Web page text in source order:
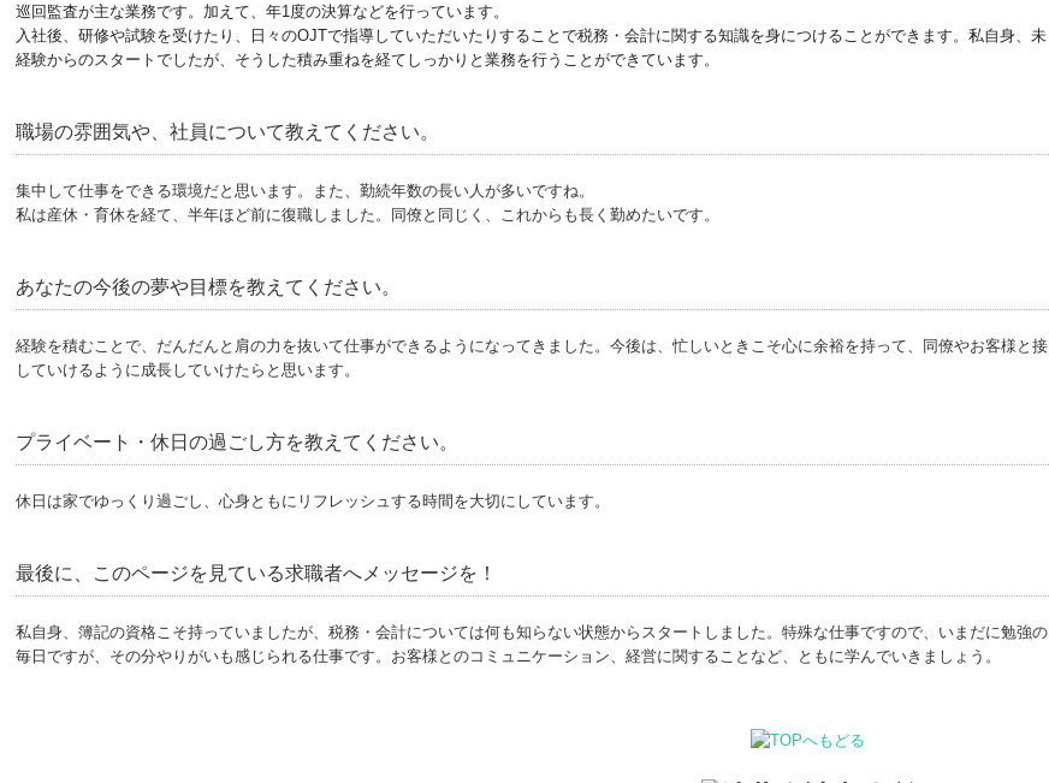
巡回監査が主な業務です。加えて、年1 度の決算などを行っています。
入社後、研修や試験を受けたり、日々のOJTで指導していただいたりすることで税務・会計に関する知識を身につけることができます。私自身、未
経験からのスタートでしたが、そうした積み重ねを経てしっかりと業務を行うことができています。
職場の雰囲気や、社員について教えてください。
集中して仕事をできる環境だと思います。また、勤続年数の長い人が多いですね。
私は産休・育休を経て、半年ほど前に復職しました。同僚と同じく、これからも長く勤めたいです。
あなたの今後の夢や目標を教えてください。
経験を積むことで、だんだんと肩の力を抜いて仕事ができるようになってきました。今後は、忙しいときこそ心に余裕を持って、同僚やお客様と接
していけるように成長していけたらと思います。
プライベート・休日の過ごし方を教えてください。
休日は家でゆっくり過ごし、心身ともにリフレッシュする時間を大切にしています。
最後に、このページを見ている求職者へメッセージを！
私自身、簿記の資格こそ持っていましたが、税務・会計については何も知らない状態からスタートしました。特殊な仕事ですので、いまだに勉強の
毎日ですが、その分やりがいも感じられる仕事です。お客様とのコミュニケーション、経営に関することなど、ともに学んでいきましょう。